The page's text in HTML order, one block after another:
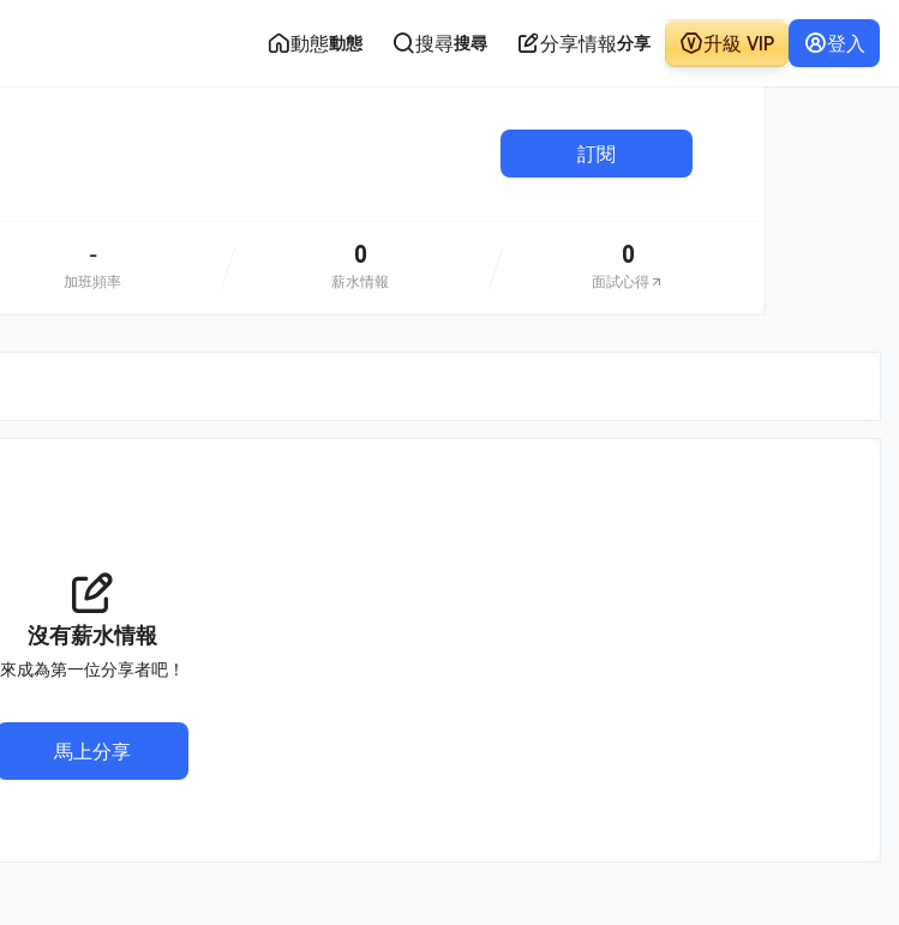
動態動態 搜尋搜尋 分享情報分享 升級 VIP 登入
訂閱
-
加班頻率
0
薪水情報
0
面試心得
沒有薪水情報
來成為第一位分享者吧！
馬上分享